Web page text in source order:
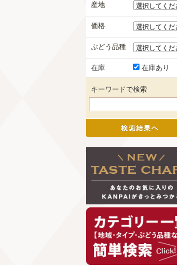
産地
価格
ぶどう品種
在庫 在庫あり
キーワードで検索